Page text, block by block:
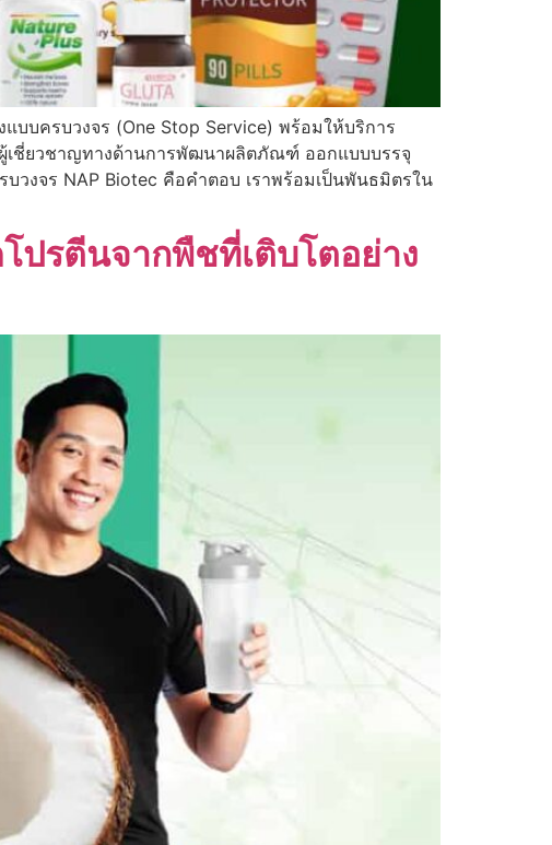
บบครบวงจร (One Stop Service) พร้อมให้บริการ
เชี่ยวชาญทางด้านการพัฒนาผลิตภัณฑ์ ออกแบบบรรจุ
วงจร NAP Biotec คือคำตอบ เราพร้อมเป็นพันธมิตรใน
ปรตีนจากพืชที่เติบโตอย่าง